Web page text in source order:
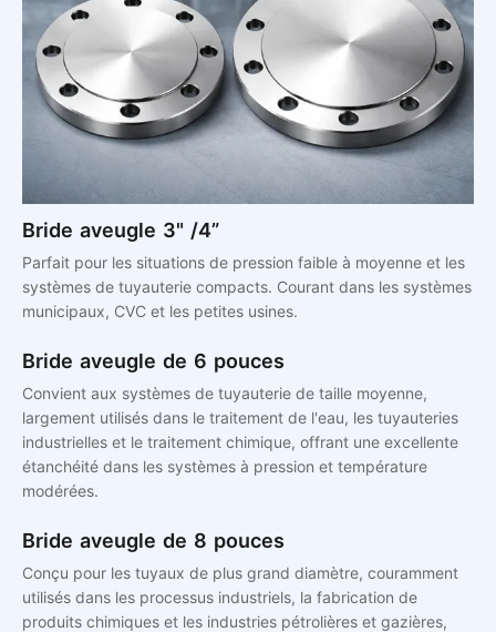
Bride aveugle 3" /4”
Parfait pour les situations de pression faible à moyenne et les
systèmes de tuyauterie compacts. Courant dans les systèmes
municipaux, CVC et les petites usines.
Bride aveugle de 6 pouces
Convient aux systèmes de tuyauterie de taille moyenne,
largement utilisés dans le traitement de l'eau, les tuyauteries
industrielles et le traitement chimique, offrant une excellente
étanchéité dans les systèmes à pression et température
modérées.
Bride aveugle de 8 pouces
Conçu pour les tuyaux de plus grand diamètre, couramment
utilisés dans les processus industriels, la fabrication de
produits chimiques et les industries pétrolières et gazières,